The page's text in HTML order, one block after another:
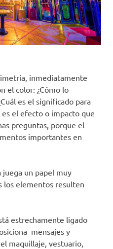
inmediatamente
el color: ¿Cómo lo
es el significado para
es el efecto o impacto que
preguntas, porque el
importantes en
juega un papel muy
los elementos resulten
estrechamente ligado
mensajes y
maquillaje, vestuario,